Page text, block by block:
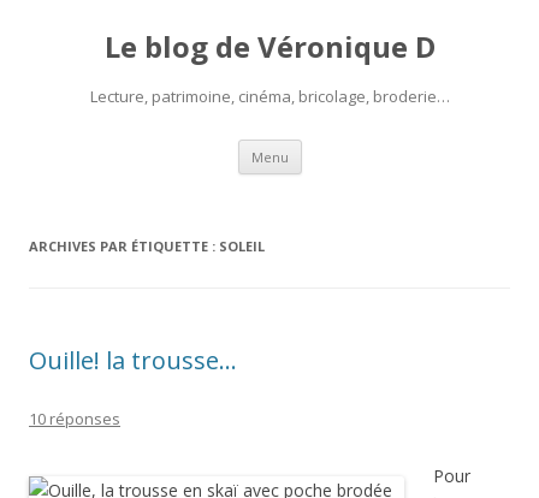
Le blog de Véronique D
Lecture, patrimoine, cinéma, bricolage, broderie…
Menu Aller
contenu
ARCHIVES PAR ÉTIQUETTE : SOLEIL
Ouille! la trousse…
10 réponses
Pour